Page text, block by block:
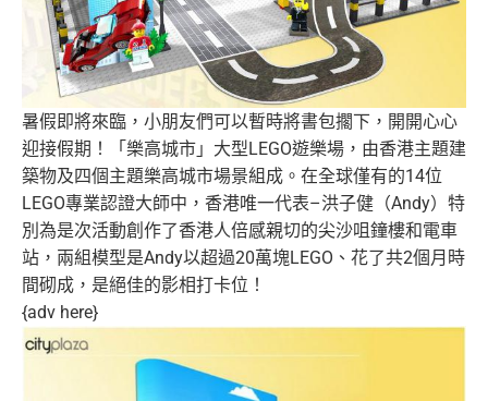
暑假即將來臨，小朋友們可以暫時將書包擱下，開開心心
迎接假期！
「樂高城市」大型LEGO遊樂場， 由香港主題建
築物及四個主題樂高城市場景組成。 在全球僅有的14位
LEGO專業認證大師中，香港唯一代表–洪子健（Andy） 特
別為是次活動創作了香港人倍感親切的尖沙咀鐘樓和電車
站， 兩組模型是Andy以超過20萬塊LEGO、 花了共2個月時
間砌成，是絕佳的影相打卡位！
{adv here}